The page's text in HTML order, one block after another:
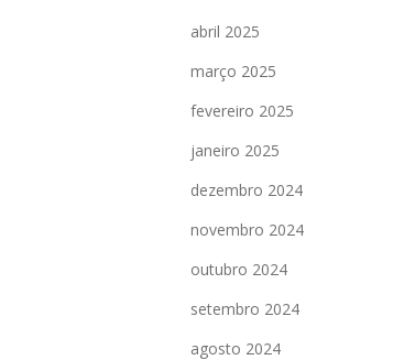
abril 2025
março 2025
fevereiro 2025
janeiro 2025
dezembro 2024
novembro 2024
outubro 2024
setembro 2024
agosto 2024